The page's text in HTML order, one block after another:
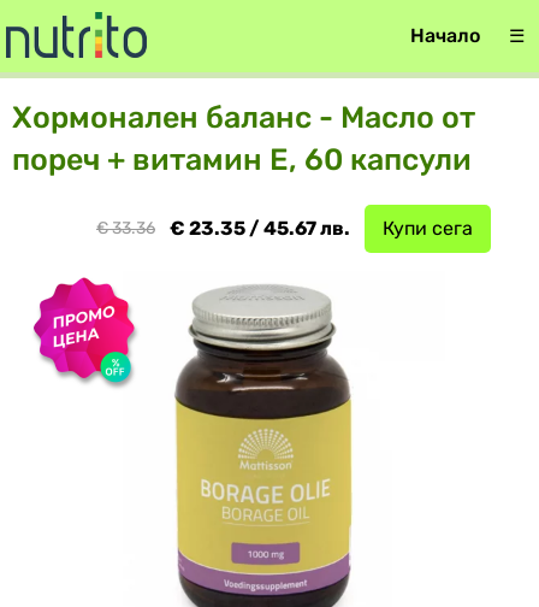
Начало ☰
Хормонален баланс - Масло от
пореч + витамин Е, 60 капсули
Купи сега
€ 23.35 / 45.67 лв.
€ 33.36